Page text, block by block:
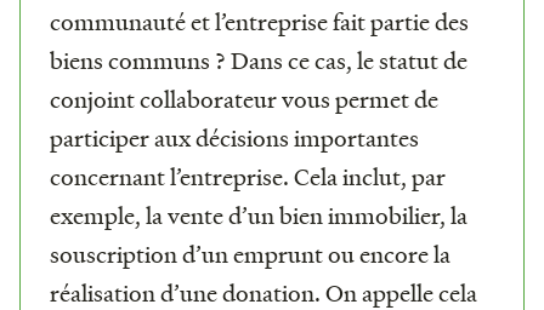
communauté et l’entreprise fait partie des
biens communs ? Dans ce cas, le statut de
conjoint collaborateur vous permet de
participer aux décisions importantes
concernant l’entreprise. Cela inclut, par
exemple, la vente d’un bien immobilier, la
souscription d’un emprunt ou encore la
réalisation d’une donation. On appelle cela